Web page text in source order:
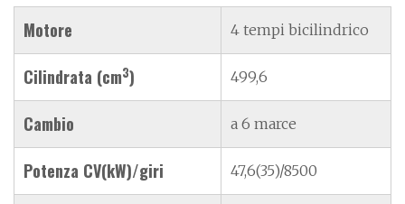
Motore 4 tempi bicilindrico
Cilindrata (cm3) 499,6
Cambio a 6 marce
Potenza CV(kW)/giri 47,6(35)/8500